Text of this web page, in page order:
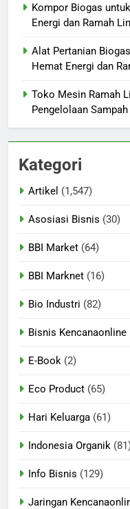
Kompor Biogas
Energi dan Ramah
Alat Pertanian
Hemat Energi dan
Toko Mesin Ramah
Pengelolaan
Kategori
Artikel (1,547)
Asosiasi Bisnis (30)
BBI Market (64)
BBI Marknet (16)
Bio Industri (82)
Bisnis Kencanaonline
E-Book (2)
Eco Product (65)
Hari Keluarga (61)
Indonesia Organik
Info Bisnis (129)
Jaringan